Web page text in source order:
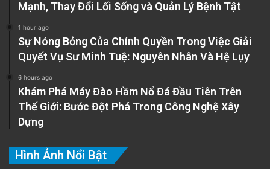
Mạnh, Thay Đổi Lối Sống và Quản Lý Bệnh Tật
1 hour ago
Sự Nóng Bỏng Của Chính Quyền Trong Việc Giải
Quyết Vụ Sư Minh Tuệ: Nguyên Nhân Và Hệ Lụy
6 hours ago
Khám Phá Máy Đào Hầm Nổ Đá Đầu Tiên Trên
Thế Giới: Bước Đột Phá Trong Công Nghệ Xây
Dựng
Hình Ảnh Nổi Bật